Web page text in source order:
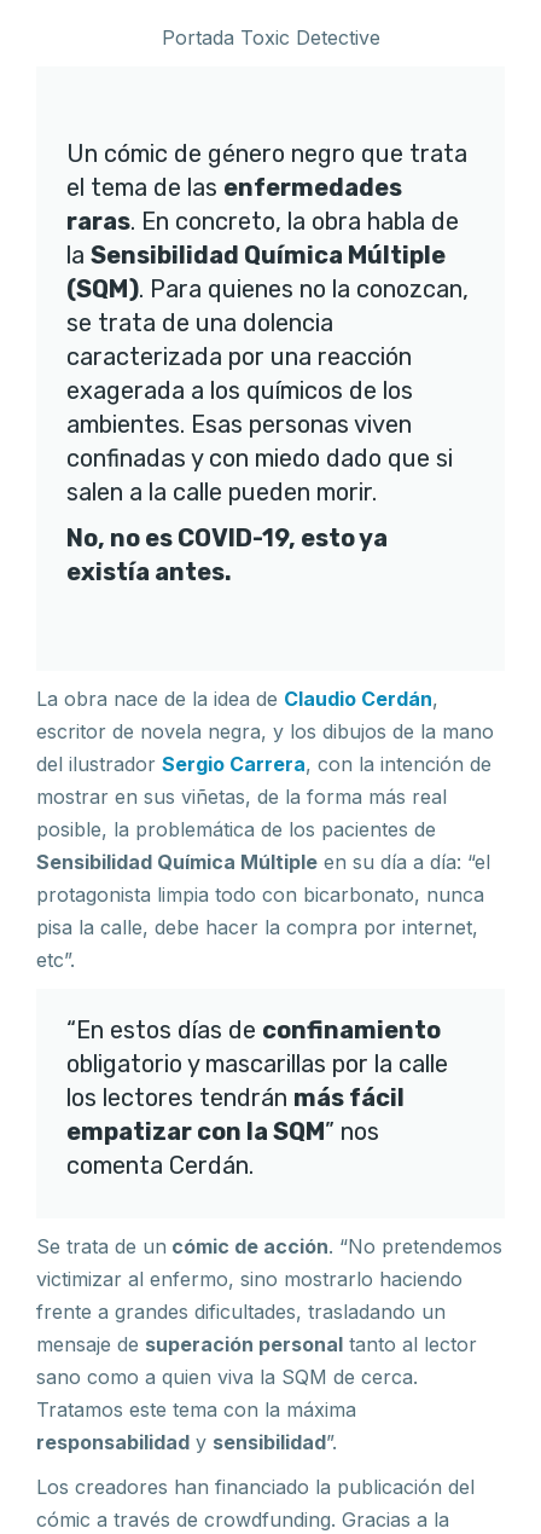
Portada Toxic Detective
Un cómic de género negro que trata
el tema de las enfermedades
raras. En concreto, la obra habla de
la Sensibilidad Química Múltiple
(SQM). Para quienes no la conozcan,
se trata de una dolencia
caracterizada por una reacción
exagerada a los químicos de los
ambientes. Esas personas viven
confinadas y con miedo dado que si
salen a la calle pueden morir.
No, no es COVID-19, esto ya
existía antes.
La obra nace de la idea de Claudio Cerdán,
escritor de novela negra, y los dibujos de la mano
del ilustrador Sergio Carrera, con la intención de
mostrar en sus viñetas, de la forma más real
posible, la problemática de los pacientes de
Sensibilidad Química Múltiple en su día a día: “el
protagonista limpia todo con bicarbonato, nunca
pisa la calle, debe hacer la compra por internet,
etc”.
“En estos días de confinamiento
obligatorio y mascarillas por la calle
los lectores tendrán más fácil
empatizar con la SQM” nos
comenta Cerdán.
Se trata de un cómic de acción. “No pretendemos
victimizar al enfermo, sino mostrarlo haciendo
frente a grandes dificultades, trasladando un
mensaje de superación personal tanto al lector
sano como a quien viva la SQM de cerca.
Tratamos este tema con la máxima
responsabilidad y sensibilidad”.
Los creadores han financiado la publicación del
cómic a través de crowdfunding. Gracias a la